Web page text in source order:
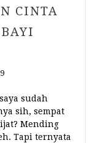
CINTA
sudah
sih, sempat
Mending
Tapi ternyata